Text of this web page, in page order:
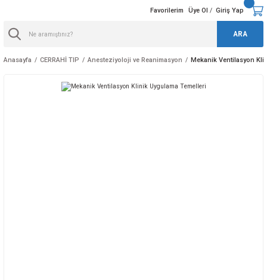
ARA
Favorilerim Üye Ol / Giriş Yap
Anasayfa CERRAHİ TIP Anesteziyoloji ve Reanimasyon Mekanik Ventilasyon